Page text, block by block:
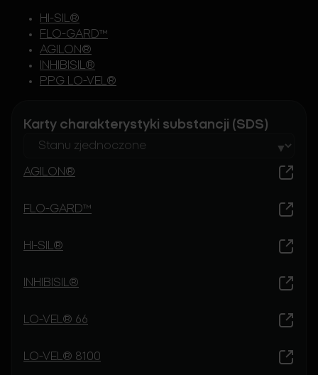
HI-SIL®
FLO-GARD™
AGILON®
INHIBISIL®
PPG LO-VEL®
Karty charakterystyki substancji (SDS)
AGILON®
FLO-GARD™
HI-SIL®
INHIBISIL®
LO-VEL® 66
LO-VEL® 8100